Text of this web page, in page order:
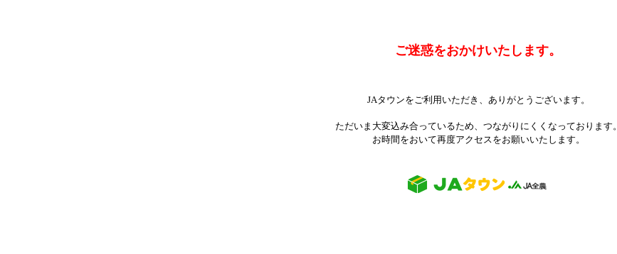
ご迷惑をおかけいたします。
JAタウンをご利用いただき、ありがとうございます。
ただいま大変込み合っているため、つながりにくくなっております。
お時間をおいて再度アクセスをお願いいたします。